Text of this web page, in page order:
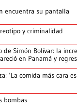
encuentra su pantalla​
y criminalidad
de Simón Bolívar: la
en Panamá y
‘La comida más cara
bombas